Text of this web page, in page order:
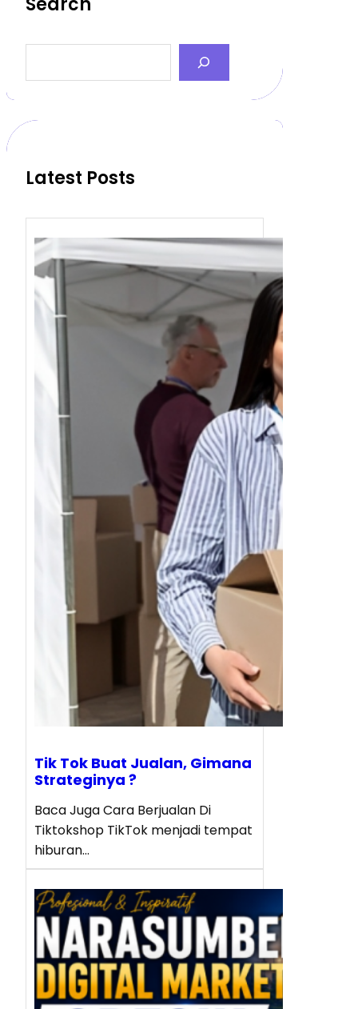
a
c
Latest Posts
Tik Tok Buat Jualan, Gimana
Strateginya ?
Baca Juga Cara Berjualan Di
Tiktokshop TikTok menjadi tempat
hiburan…